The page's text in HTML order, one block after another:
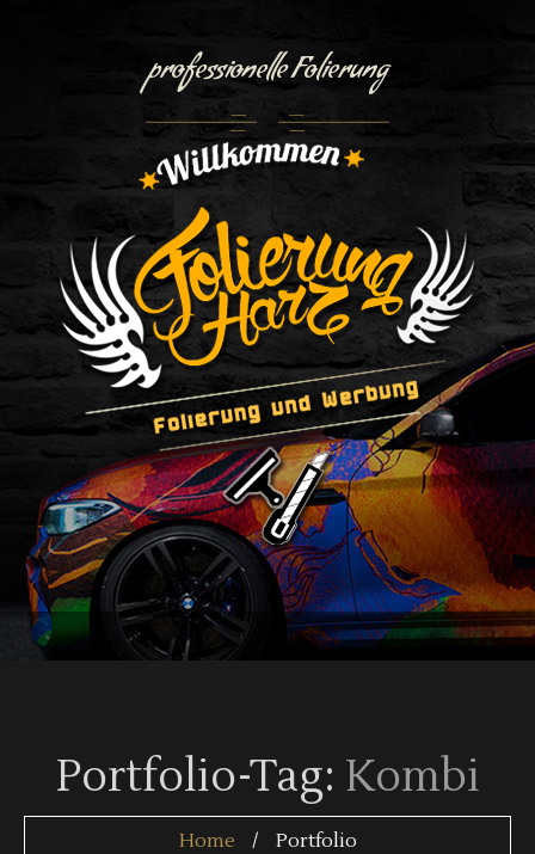
professionelle Folierung
Portfolio-Tag: Kombi
Home Portfolio